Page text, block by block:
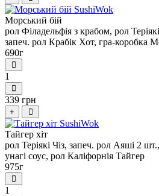
Морський бій
рол Філадельфія з крабом, рол
запеч. рол Крабік Хот, гра-коробка
690г
1
339 грн
+
Тайгер хіт
рол Теріякі Чіз, запеч. рол Аяші 2
унагі соус, рол Каліфорнія Тайгер
975г
1